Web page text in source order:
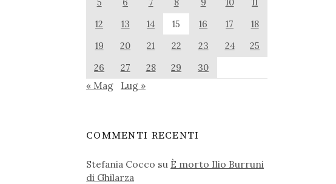
12
13 14 15 16 17
18
19
20 21 22 23 24
25
26
27 28 29 30
« Mag Lug »
COMMENTI RECENTI
Stefania Cocco su È morto Ilio Burruni
di Ghilarza